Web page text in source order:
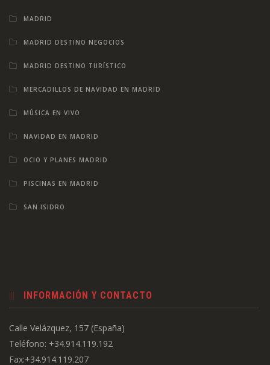
MADRID
MADRID DESTINO NEGOCIOS
MADRID DESTINO TURÍSTICO
MERCADILLOS DE NAVIDAD EN MADRID
MÚSICA EN VIVO
NAVIDAD EN MADRID
OCIO Y PLANES MADRID
PISCINAS EN MADRID
SAN ISIDRO
INFORMACIÓN Y CONTACTO
Calle Velázquez, 157 (España)
Teléfono: +34.914.119.192
Fax:+34.914.119.207